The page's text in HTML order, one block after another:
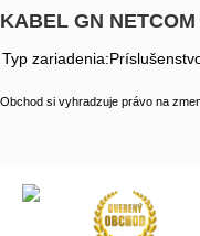
KABEL GN
Typ
Obchod si vyhradzuje právo na